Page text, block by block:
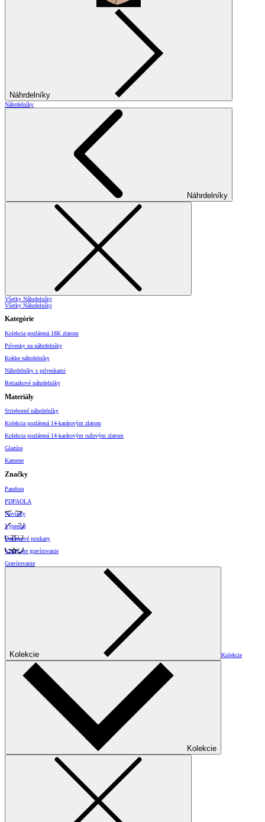
Náhrdelníky
Náhrdelníky
Náhrdelníky
Všetky Náhrdelníky
Všetky Náhrdelníky
Kategórie
Kolekcia pozlátená 18K zlatom
Prívesky na náhrdelníky
Krátke náhrdelníky
Náhrdelníky s príveskami
Retiazkové náhrdelníky
Materiály
Strieborné náhrdelníky
Kolekcia pozlátená 14-karátovým zlatom
Kolekcia pozlátená 14-karátovým ružovým zlatom
Glazúra
Kamene
Značky
Pandora
PDPAOLA
Novinky
Výpredaj
Darčekové poukazy
Vzory pre gravírovanie
Gravírovanie
Kolekcie Kolekcie
Kolekcie